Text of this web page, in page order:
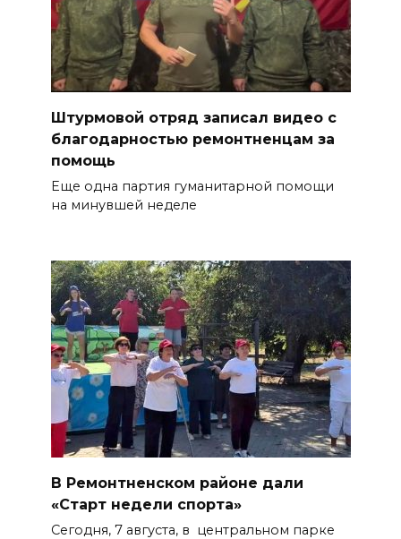
Штурмовой отряд записал видео с
благодарностью ремонтненцам за
помощь
Еще одна партия гуманитарной помощи
на минувшей неделе
В Ремонтненском районе дали
«Старт недели спорта»
Сегодня, 7 августа, в центральном парке